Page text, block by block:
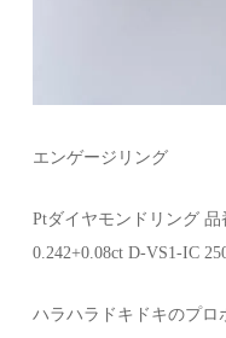
エンゲージリング
Ptダイヤモンドリング 品
0.242+0.08ct D-VS1-IC
ハラハラドキドキのプロ